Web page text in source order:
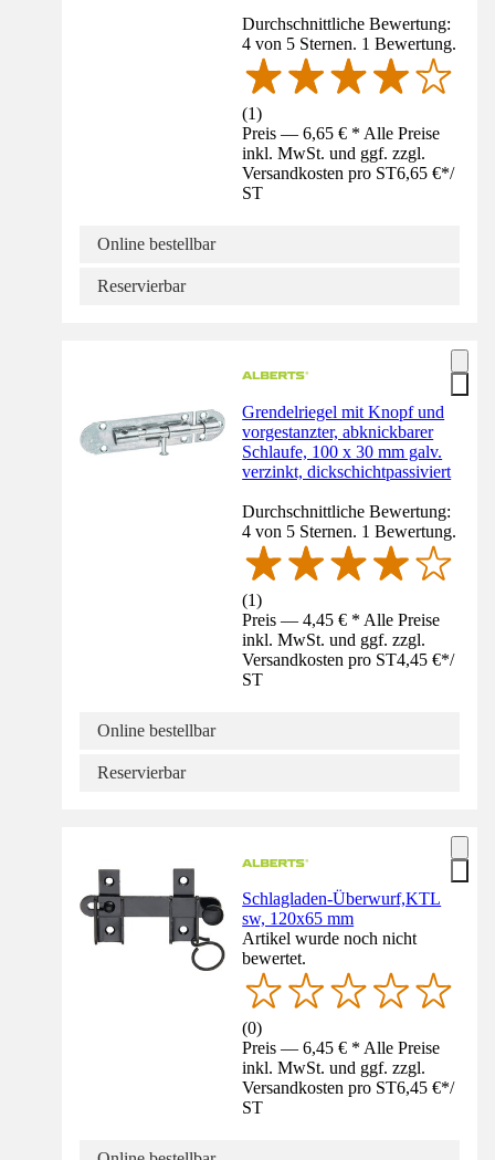
Durchschnittliche Bewertung:
4 von 5 Sternen. 1 Bewertung.
(1)
Preis — 6,65 € * Alle Preise
inkl. MwSt. und ggf. zzgl.
Versandkosten pro ST6,65 €*/
ST
Online bestellbar
Reservierbar
Grendelriegel mit Knopf und
vorgestanzter, abknickbarer
Schlaufe, 100 x 30 mm galv.
verzinkt, dickschichtpassiviert
Durchschnittliche Bewertung:
4 von 5 Sternen. 1 Bewertung.
(1)
Preis — 4,45 € * Alle Preise
inkl. MwSt. und ggf. zzgl.
Versandkosten pro ST4,45 €*/
ST
Online bestellbar
Reservierbar
Schlagladen-Überwurf,KTL
sw, 120x65 mm
Artikel wurde noch nicht
bewertet.
(0)
Preis — 6,45 € * Alle Preise
inkl. MwSt. und ggf. zzgl.
Versandkosten pro ST6,45 €*/
ST